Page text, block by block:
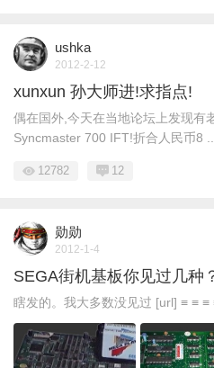
ushka
2012-2-12
xunxun 孙大师进!求指点!
偶在国外,今天在当地论坛上发现有
Syncmaster 700 IFT!折合人民币8 ...
12782 12
勋勋
2012-1-4
SEGA街机基板你见过几种
瞎发的。我大多数没见过 [url] ≡ ≡ ≡